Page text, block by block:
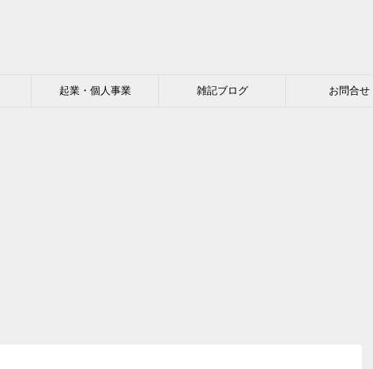
起業・個人事業 雑記ブログ お問合せ